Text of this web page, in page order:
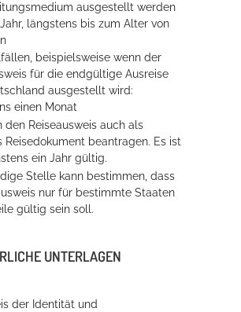
ausgestellt werden
längstens bis zum Alter von
beispielsweise wenn der
für die endgültige Ausreise
ausgestellt wird:
einen Monat
den Reiseausweis auch als
Reisedokument beantragen. Es ist
ein Jahr gültig.
Stelle kann bestimmen, dass
nur für bestimmte Staaten
gültig sein soll.
UNTERLAGEN
der Identität und